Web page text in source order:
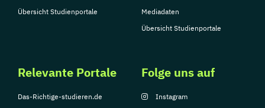
Übersicht Studienportale
Mediadaten
Übersicht Studienportale
Relevante Portale
Das-Richtige-studieren.de
Folge uns auf
Instagram